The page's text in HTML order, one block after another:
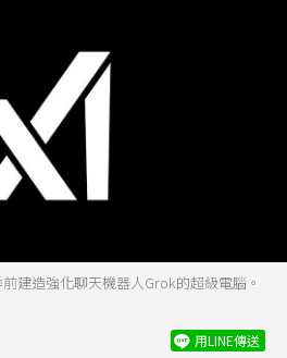
建造強化聊天機器人Grok的超級電腦。
用LINE傳送